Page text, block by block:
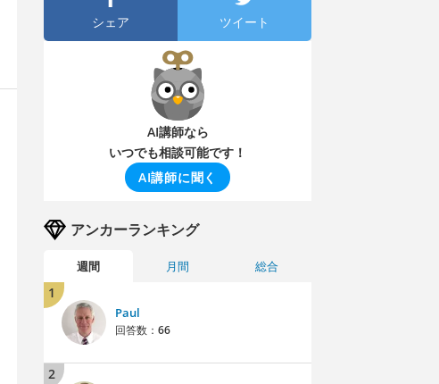
シェア ツイート
AI講師なら
いつでも相談可能です！
AI講師に聞く
アンカーランキング
週間 月間 総合
1
Paul
回答数： 66
2